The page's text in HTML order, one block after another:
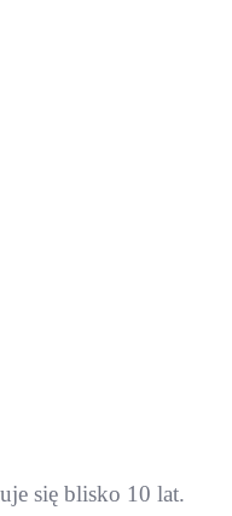
się blisko 10 lat.